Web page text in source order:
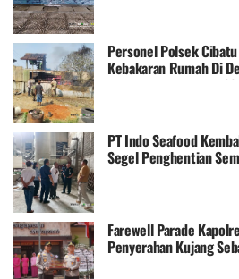
Personel Polsek
Kebakaran Rumah Di
Kerugian Ditaksir
PT Indo Seafood
Segel Penghentian
Farewell Parade
Penyerahan Kujang